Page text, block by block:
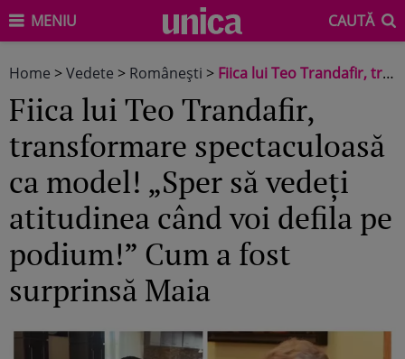
MENIU CAUTĂ
Home >Vedete > Româneşti > Fiica lui Teo Trandafir, transformare spectaculoasă ca model! „Sper să vedeți atitudinea când voi defila pe podium!” Cum a fost surprinsă Maia
Fiica lui Teo Trandafir,
transformare spectaculoasă
ca model! „Sper să vedeți
atitudinea când voi defila pe
podium!” Cum a fost
surprinsă Maia